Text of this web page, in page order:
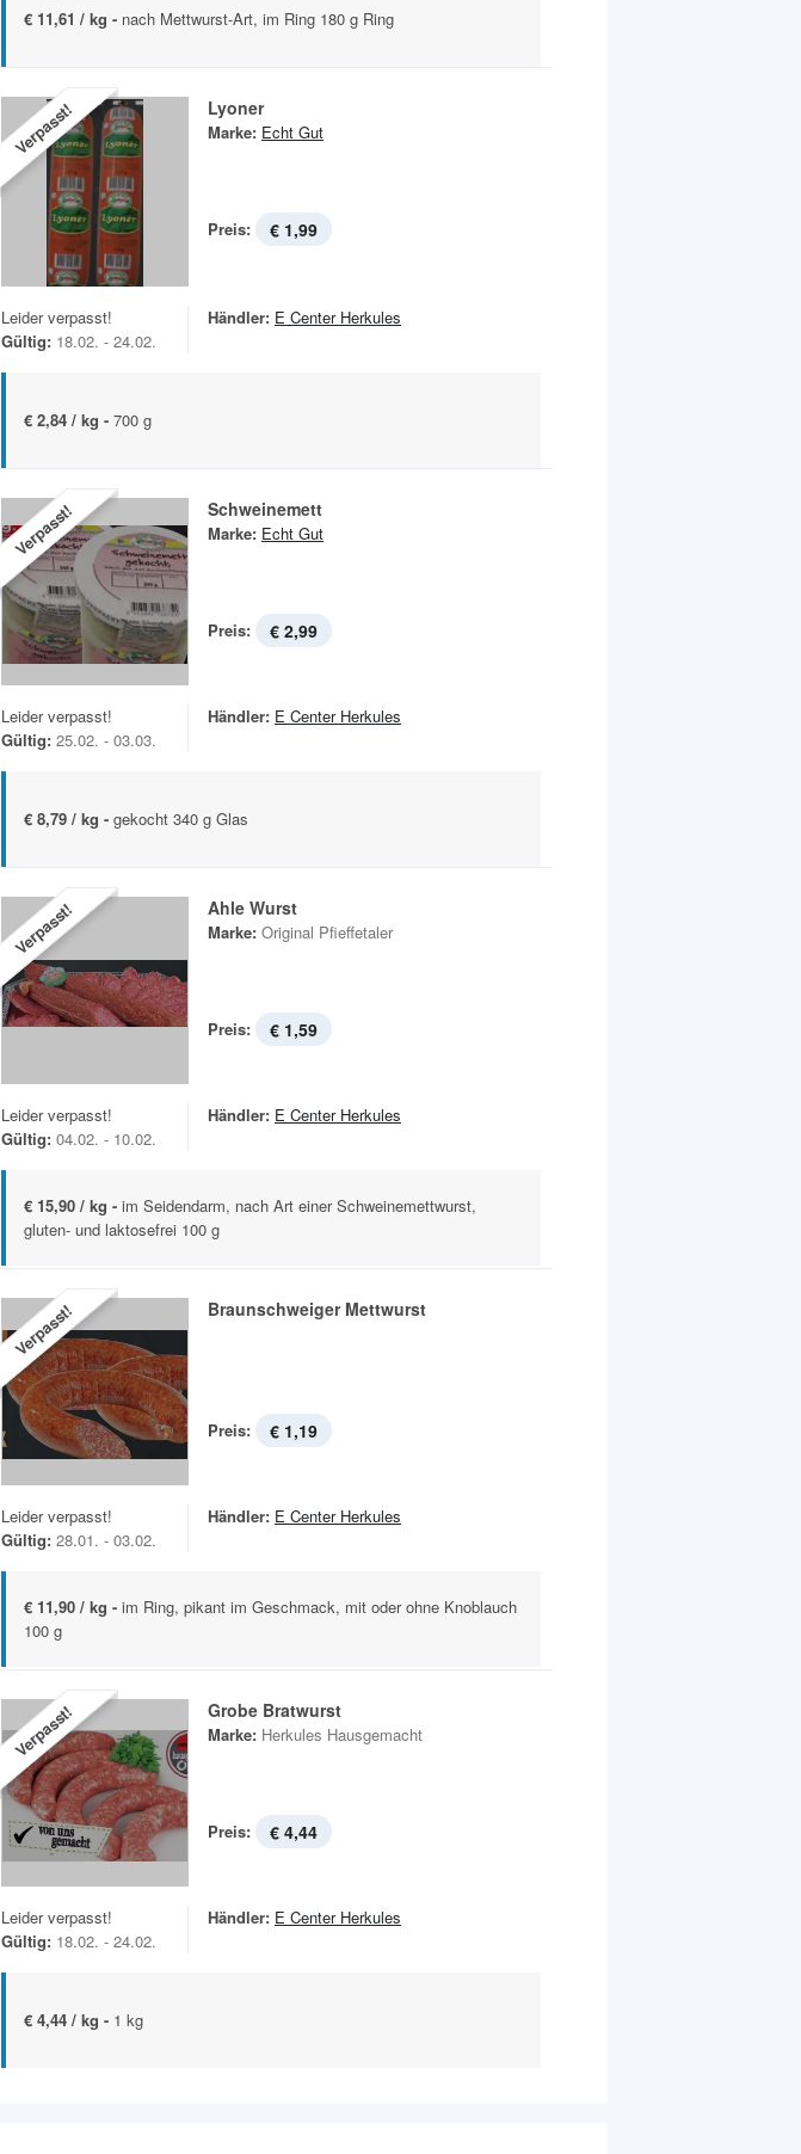
€ 11,61 / kg - nach Mettwurst-Art, im Ring 180 g Ring
Verpasst! Lyoner
Marke: Echt Gut
Preis: € 1,99
Leider verpasst!
Gültig: 18.02. - 24.02.
Händler: E Center Herkules
€ 2,84 / kg - 700 g
Verpasst! Schweinemett
Marke: Echt Gut
Preis: € 2,99
Leider verpasst!
Gültig: 25.02. - 03.03.
Händler: E Center Herkules
€ 8,79 / kg - gekocht 340 g Glas
Verpasst! Ahle Wurst
Marke: Original Pfieffetaler
Preis: € 1,59
Leider verpasst!
Gültig: 04.02. - 10.02.
Händler: E Center Herkules
€ 15,90 / kg - im Seidendarm, nach Art einer Schweinemettwurst,
gluten- und laktosefrei 100 g
Verpasst! Braunschweiger Mettwurst
Preis: € 1,19
Leider verpasst!
Gültig: 28.01. - 03.02.
Händler: E Center Herkules
€ 11,90 / kg - im Ring, pikant im Geschmack, mit oder ohne Knoblauch
100 g
Verpasst! Grobe Bratwurst
Marke: Herkules Hausgemacht
Preis: € 4,44
Leider verpasst!
Gültig: 18.02. - 24.02.
Händler: E Center Herkules
€ 4,44 / kg - 1 kg